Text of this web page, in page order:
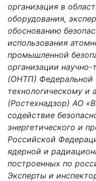
организация в
оборудования,
обоснованию
использования
промышленной
организации
(ОНТП) Федеральной
технологическому и
(Ростехнадзор) АО
содействие
энергетического и
Российской
ядерной и
построенных по
Эксперты и